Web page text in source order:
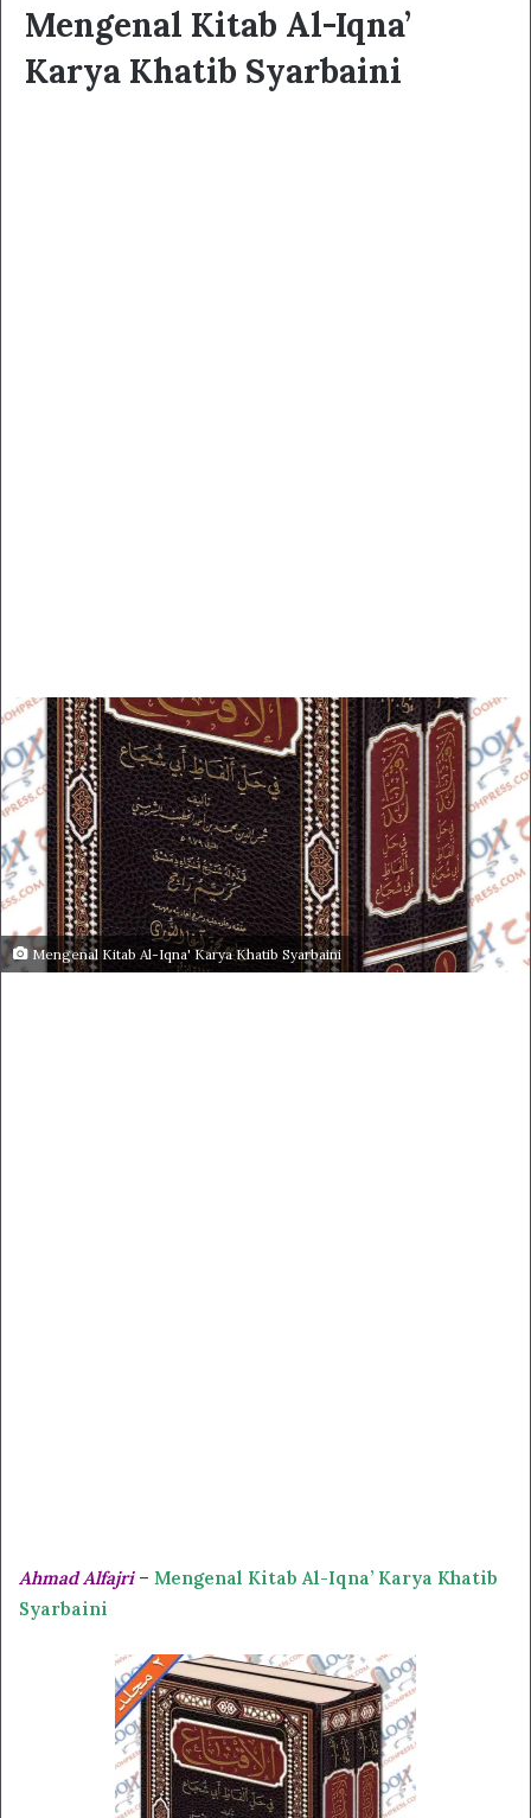
Mengenal Kitab Al-Iqna’
Karya Khatib Syarbaini
Mengenal Kitab Al-Iqna' Karya Khatib Syarbaini
Ahmad Alfajri– Mengenal Kitab Al-Iqna’ Karya Khatib
Syarbaini